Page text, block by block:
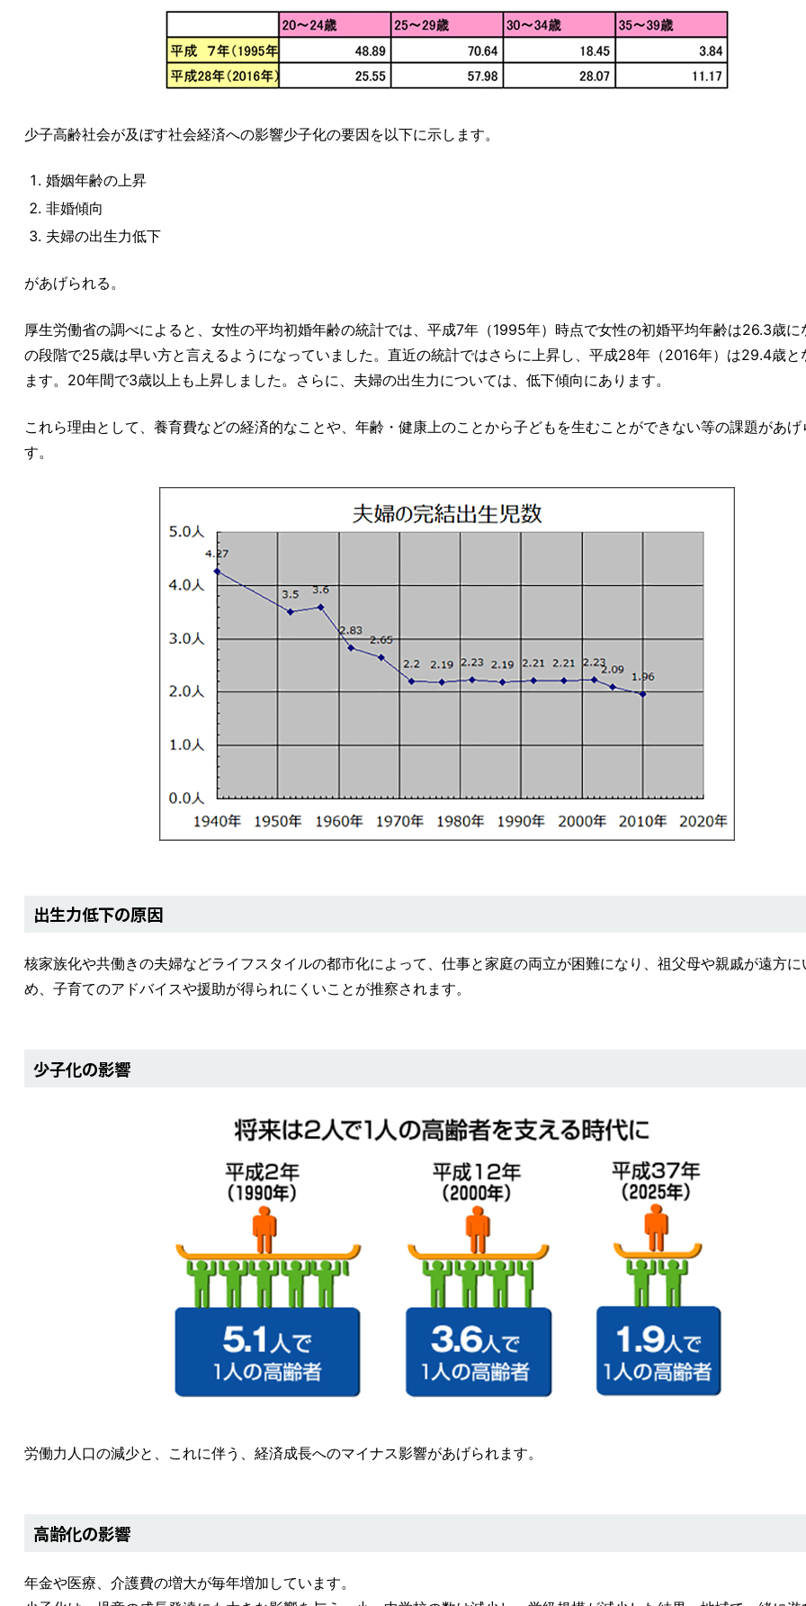
少子高齢社会が及ぼす社会経済への影響少子化の要因を以下に示します。
婚姻年齢の上昇
非婚傾向
夫婦の出生力低下
があげられる。
厚生労働省の調べによると、女性の平均初婚年齢の統計では、平成7年（1995年）時点で女性の初婚平均年齢は26.3歳に
の段階で25歳は早い方と言えるようになっていました。直近の統計ではさらに上昇し、平成28年（2016年）は29.4歳と
ます。20年間で3歳以上も上昇しました。さらに、夫婦の出生力については、低下傾向にあります。
これら理由として、養育費などの経済的なことや、年齢・健康上のことから子どもを生むことができない等の課題があげ
す。
出生力低下の原因
核家族化や共働きの夫婦などライフスタイルの都市化によって、仕事と家庭の両立が困難になり、祖父母や親戚が遠方に
め、子育てのアドバイスや援助が得られにくいことが推察されます。
少子化の影響
労働力人口の減少と、これに伴う、経済成長へのマイナス影響があげられます。
高齢化の影響
年金や医療、介護費の増大が毎年増加しています。